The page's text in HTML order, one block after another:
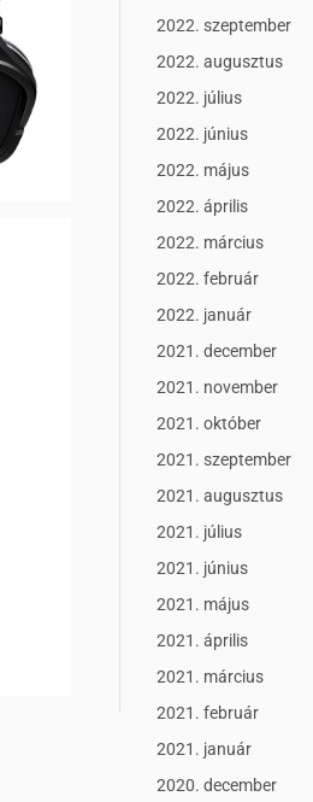
2022. szeptember
2022. augusztus
2022. július
2022. június
2022. május
2022. április
2022. március
2022. február
2022. január
2021. december
2021. november
2021. október
2021. szeptember
2021. augusztus
2021. július
2021. június
2021. május
2021. április
2021. március
2021. február
2021. január
2020. december